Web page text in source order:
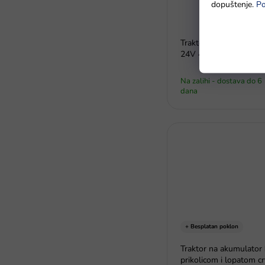
dopuštenje.
Traktor na akumulator
24V 400W zeleni
Na zalihi - dostava do 6
dana
+ Besplatan poklon
Traktor na akumulator
prikolicom i lopatom